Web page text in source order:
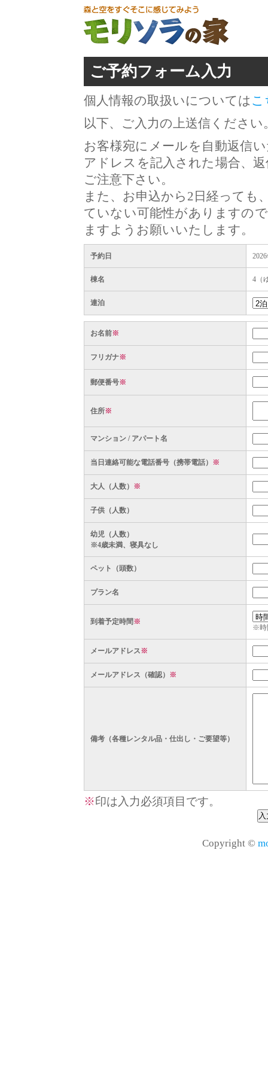
ご予約フォーム入力
個人情報の取扱いについては こ
以下、ご入力の上送信ください
お客様宛にメールを自動返信
アドレスを記入された場合、
ご注意下さい。
また、お申込から2日経っても
ていない可能性がありますの
ますようお願いいたします。
予約日
棟名 4（
連泊
お名前※
フリガナ※
郵便番号※
住所※
マンション / アパート名
当日連絡可能な電話番号（携帯電話） ※
大人（人数） ※
子供（人数）
幼児（人数）
※4歳未満、寝具なし
ペット（頭数）
プラン名
到着予定時間※
※時
メールアドレス※
メールアドレス（確認） ※
備考（各種レンタル品・仕出し・ご要望等）
※印は入力必須項目です。
Copyright ©